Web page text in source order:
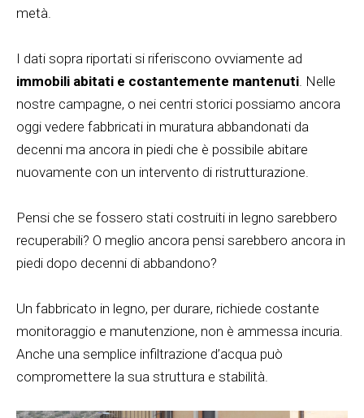
metà.
I dati sopra riportati si riferiscono ovviamente ad
immobili abitati e costantemente mantenuti. Nelle
nostre campagne, o nei centri storici possiamo ancora
oggi vedere fabbricati in muratura abbandonati da
decenni ma ancora in piedi che è possibile abitare
nuovamente con un intervento di ristrutturazione.
Pensi che se fossero stati costruiti in legno sarebbero
recuperabili? O meglio ancora pensi sarebbero ancora in
piedi dopo decenni di abbandono?
Un fabbricato in legno, per durare, richiede costante
monitoraggio e manutenzione, non è ammessa incuria.
Anche una semplice infiltrazione d’acqua può
compromettere la sua struttura e stabilità.